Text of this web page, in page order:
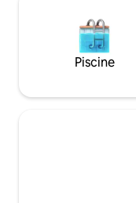
Piscine